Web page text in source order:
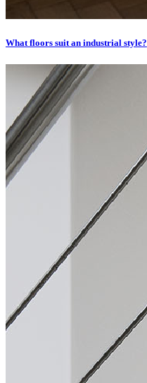
What floors suit an industrial style?